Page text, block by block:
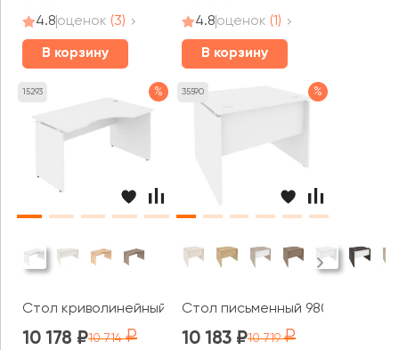
4.8оценок (3)
В корзину
4.8оценок (1)
В корзину
15293 %
Стол криволинейный правый 1380x900x755 Стайл
10 178 10 714
35590 %
Стол письменный 980x800x750
10 183 10 719